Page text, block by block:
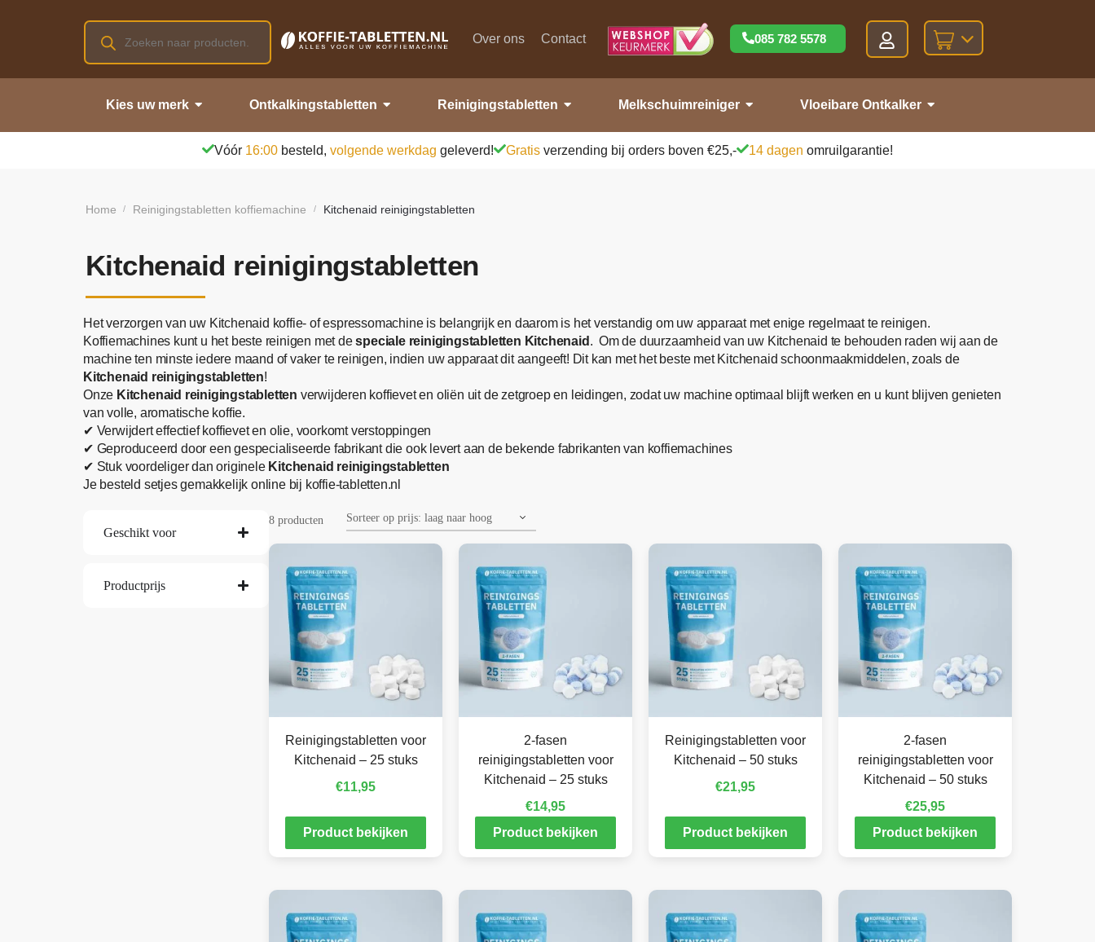
Over ons Contact 085 782 5578
Kies uw merk Ontkalkingstabletten Reinigingstabletten Melkschuimreiniger Vloeibare Ontkalker
Vóór 16:00 besteld, volgende werkdag geleverd! Gratis verzending bij orders boven €25,- 14 dagen omruilgarantie!
Home / Reinigingstabletten koffiemachine / Kitchenaid reinigingstabletten
Kitchenaid reinigingstabletten
Het verzorgen van uw Kitchenaid koffie- of espressomachine is belangrijk en daarom is het verstandig om uw apparaat met enige regelmaat te reinigen.
Koffiemachines kunt u het beste reinigen met despeciale reinigingstabletten Kitchenaid . Om de duurzaamheid van uw Kitchenaid te behouden raden wij aan de
machine ten minste iedere maand of vaker te reinigen, indien uw apparaat dit aangeeft! Dit kan met het beste met Kitchenaid schoonmaakmiddelen, zoals de
Kitchenaid reinigingstabletten!
Onze Kitchenaid reinigingstabletten verwijderen koffievet en oliën uit de zetgroep en leidingen, zodat uw machine optimaal blijft werken en u kunt blijven genieten
van volle, aromatische koffie.
✔ Verwijdert effectief koffievet en olie, voorkomt verstoppingen
✔ Geproduceerd door een gespecialiseerde fabrikant die ook levert aan de bekende fabrikanten van koffiemachines
✔ Stuk voordeliger dan originele Kitchenaid reinigingstabletten
Je besteld setjes gemakkelijk online bij koffie-tabletten.nl
Geschikt voor
Productprijs
8 producten
Reinigingstabletten voor
Kitchenaid – 25 stuks
€11,95
Product bekijken
2-fasen
reinigingstabletten voor
Kitchenaid – 25 stuks
€14,95
Product bekijken
Reinigingstabletten voor
Kitchenaid – 50 stuks
€21,95
Product bekijken
2-fasen
reinigingstabletten voor
Kitchenaid – 50 stuks
€25,95
Product bekijken